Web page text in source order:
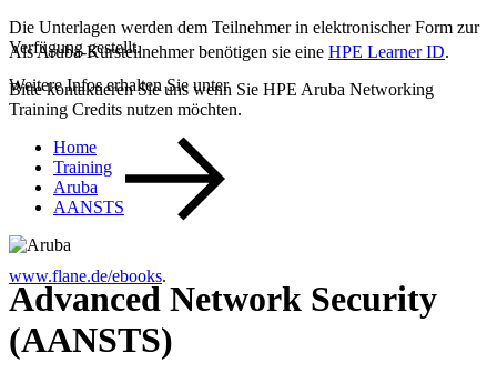
Die Unterlagen werden dem Teilnehmer in elektronischer Form zur
Verfügung gestellt.
Weitere Infos erhalten Sie unter
www.flane.de/ebooks.
Als Aruba-Kursteilnehmer benötigen sie eine HPE Learner ID.
Bitte kontaktieren Sie uns wenn Sie HPE Aruba Networking
Training Credits nutzen möchten.
Home
Training
Aruba
AANSTS
Advanced Network Security
(AANSTS)